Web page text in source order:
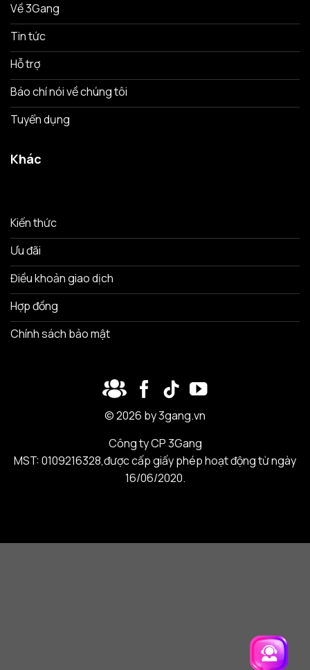
Về 3Gang
Tin tức
Hỗ trợ
Báo chí nói về chúng tôi
Tuyển dụng
Khác
Kiến thức
Ưu đãi
Điều khoản giao dịch
Hợp đồng
Chính sách bảo mật
© 2026 by 3gang.vn
Công ty CP 3Gang
MST: 0109216328,được cấp giấy phép hoạt động từ ngày
16/06/2020.